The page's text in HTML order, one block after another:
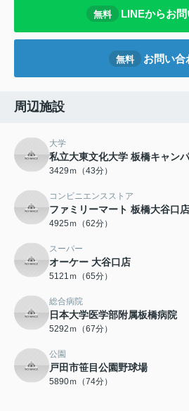
無料 LINEからお
無料 お問い合
周辺施設
大学
私立大東文化大学 板橋キャン
3429ｍ（43分）
コンビニエンスストア
ファミリーマート 板橋大谷口店
4925ｍ（62分）
スーパー
オーケー 大谷口店
5121ｍ（65分）
総合病院
日本大学医学部附属板橋病院
5292ｍ（67分）
公園
戸田市笹目公園野球場
5890ｍ（74分）